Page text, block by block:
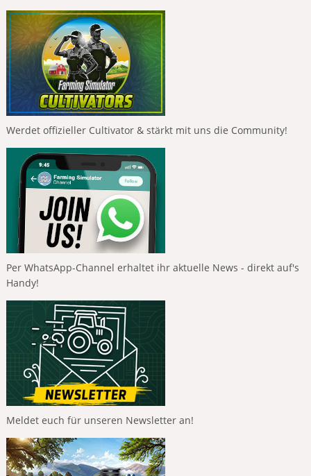
Werdet offizieller Cultivator & stärkt mit uns die Community!
Per WhatsApp-Channel erhaltet ihr aktuelle News - direkt auf's
Handy!
Meldet euch für unseren Newsletter an!